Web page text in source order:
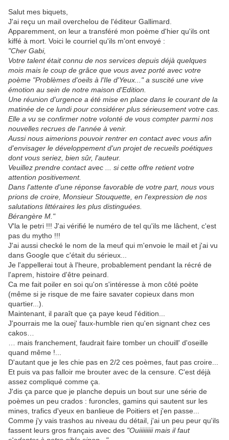
Salut mes biquets,
J'ai reçu un mail overchelou de l'éditeur Gallimard.
Apparemment, on leur a transféré mon poème d'hier qu'ils ont
kiffé à mort. Voici le courriel qu'ils m'ont envoyé :
"Cher Gabi,
Votre talent était connu de nos services depuis déjà quelques
mois mais le coup de grâce que vous avez porté avec votre
poème "Problèmes d'oeils à l'Ile d'Yeux..." a suscité une vive
émotion au sein de notre maison d'Edition.
Une réunion d'urgence a été mise en place dans le courant de la
matinée de ce lundi pour considérer plus sérieusement votre cas.
Elle a vu se confirmer notre volonté de vous compter parmi nos
nouvelles recrues de l'année à venir.
Aussi nous aimerions pouvoir rentrer en contact avec vous afin
d'envisager le développement d'un projet de recueils poétiques
dont vous seriez, bien sûr, l'auteur.
Veuillez prendre contact avec ... si cette offre retient votre
attention positivement.
Dans l'attente d'une réponse favorable de votre part, nous vous
prions de croire, Monsieur Stouquette, en l'expression de nos
salutations littéraires les plus distinguées.
Bérangère M."
V'la le petri !!! J'ai vérifié le numéro de tel qu'ils me lâchent, c'est
pas du mytho !!!
J'ai aussi checké le nom de la meuf qui m'envoie le mail et j'ai vu
dans Google que c'était du sérieux...
Je l'appellerai tout à l'heure, probablement pendant la récré de
l'aprem, histoire d'être peinard.
Ca me fait poiler en soi qu'on s'intéresse à mon côté poète
(même si je risque de me faire savater copieux dans mon
quartier...).
Maintenant, il paraît que ça paye keud l'édition...
J'pourrais me la ouej' faux-humble rien qu'en signant chez ces
cakos…
… mais franchement, faudrait faire tomber un chouill' d'oseille
quand même !...
D'autant que je les chie pas en 2/2 ces poèmes, faut pas croire...
Et puis va pas falloir me brouter avec de la censure. C'est déjà
assez compliqué comme ça.
J'dis ça parce que je planche depuis un bout sur une série de
poèmes un peu crados : furoncles, gamins qui sautent sur les
mines, trafics d'yeux en banlieue de Poitiers et j'en passe...
Comme j'y vais trashos au niveau du détail, j'ai un peu peur qu'ils
fassent leurs gros français avec des "Ouiiiiiiiii mais il faut